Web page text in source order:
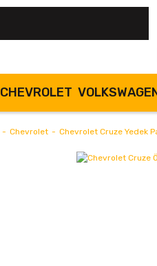
CHEVROLET
Chevrolet Chevrolet Cruze Yedek